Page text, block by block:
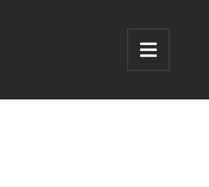
open
primary